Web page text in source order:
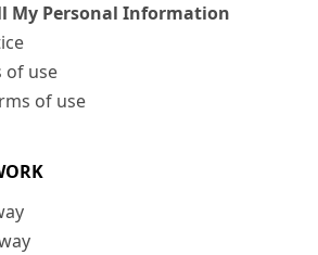
My Personal Information
of use
of use